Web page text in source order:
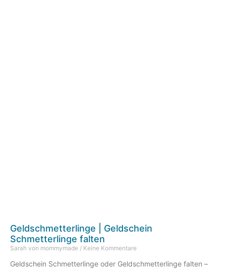
Geldschmetterlinge | Geldschein
Schmetterlinge falten
Sarah von mommymade Keine Kommentare
Geldschein Schmetterlinge oder Geldschmetterlinge falten –